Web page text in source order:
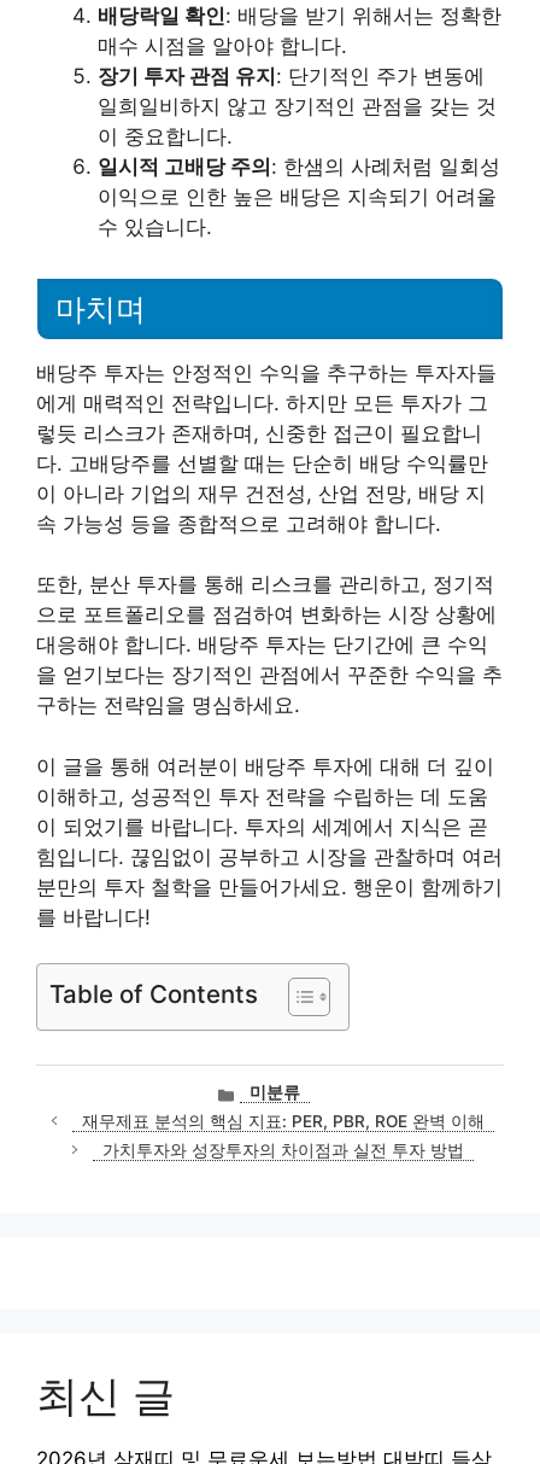
배당락일 확인: 배당을 받기 위해서는 정확한
매수 시점을 알아야 합니다.
장기 투자 관점 유지 : 단기적인 주가 변동에
일희일비하지 않고 장기적인 관점을 갖는 것
이 중요합니다.
일시적 고배당 주의 : 한샘의 사례처럼 일회성
이익으로 인한 높은 배당은 지속되기 어려울
수 있습니다.
마치며
배당주 투자는 안정적인 수익을 추구하는 투자자들
에게 매력적인 전략입니다. 하지만 모든 투자가 그
렇듯 리스크가 존재하며, 신중한 접근이 필요합니
다. 고배당주를 선별할 때는 단순히 배당 수익률만
이 아니라 기업의 재무 건전성, 산업 전망, 배당 지
속 가능성 등을 종합적으로 고려해야 합니다.
또한, 분산 투자를 통해 리스크를 관리하고, 정기적
으로 포트폴리오를 점검하여 변화하는 시장 상황에
대응해야 합니다. 배당주 투자는 단기간에 큰 수익
을 얻기보다는 장기적인 관점에서 꾸준한 수익을 추
구하는 전략임을 명심하세요.
이 글을 통해 여러분이 배당주 투자에 대해 더 깊이
이해하고, 성공적인 투자 전략을 수립하는 데 도움
이 되었기를 바랍니다. 투자의 세계에서 지식은 곧
힘입니다. 끊임없이 공부하고 시장을 관찰하며 여러
분만의 투자 철학을 만들어가세요. 행운이 함께하기
를 바랍니다!
Table of Contents
카
테
고
리
미분류
재무제표 분석의 핵심 지표: PER, PBR, ROE 완벽 이해
가치투자와 성장투자의 차이점과 실전 투자 방법
최신 글
2026년 삼재띠 및 무료운세 보는방법 대박띠 들삼